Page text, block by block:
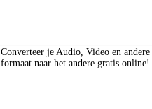
Converteer je Audio, Video en andere
formaat naar het andere gratis online!